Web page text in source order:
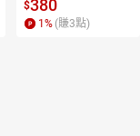
逗趣的文配圖情境
式講解，學習聖人
$380
1% (賺3點)